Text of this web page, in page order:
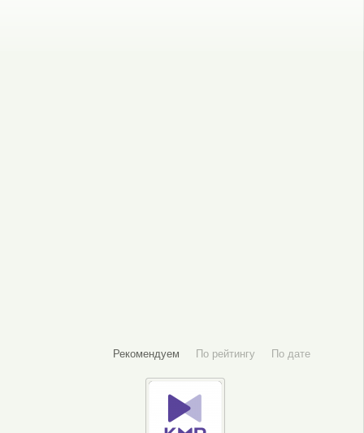
Рекомендуем По рейтингу По дате